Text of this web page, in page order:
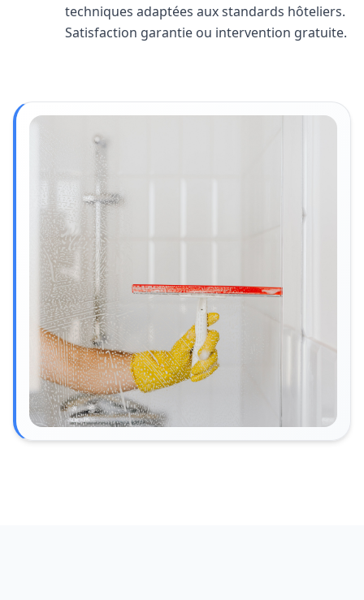
techniques adaptées aux standards hôteliers.
Satisfaction garantie ou intervention gratuite.